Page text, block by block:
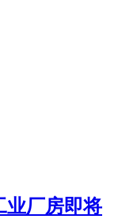
业厂房即将